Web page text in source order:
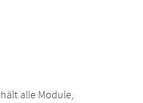
alle Module,